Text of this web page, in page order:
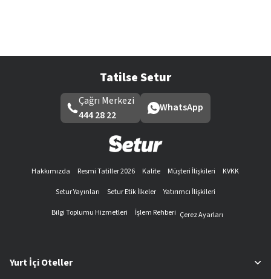
Tatilse Setur
Çağrı Merkezi
444 28 22
WhatsApp
Hakkımızda Resmi Tatiller 2026 Kalite Müşteri İlişkileri
KVKK
Setur Yayınları
Setur Etik İlkeler
Yatırımcı İlişkileri
Bilgi Toplumu Hizmetleri
İşlem Rehberi Çerez Ayarları
Yurt İçi Oteller